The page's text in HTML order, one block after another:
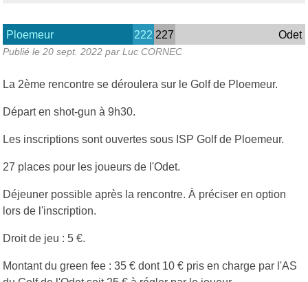
Ploemeur 222 227 Odet
Publié le 20 sept. 2022 par Luc CORNEC
La 2ème rencontre se déroulera sur le Golf de Ploemeur.
Départ en shot-gun à 9h30.
Les inscriptions sont ouvertes sous ISP Golf de Ploemeur.
27 places pour les joueurs de l'Odet.
Déjeuner possible après la rencontre. À préciser en option
lors de l'inscription.
Droit de jeu : 5 €.
Montant du green fee : 35 € dont 10 € pris en charge par l'AS